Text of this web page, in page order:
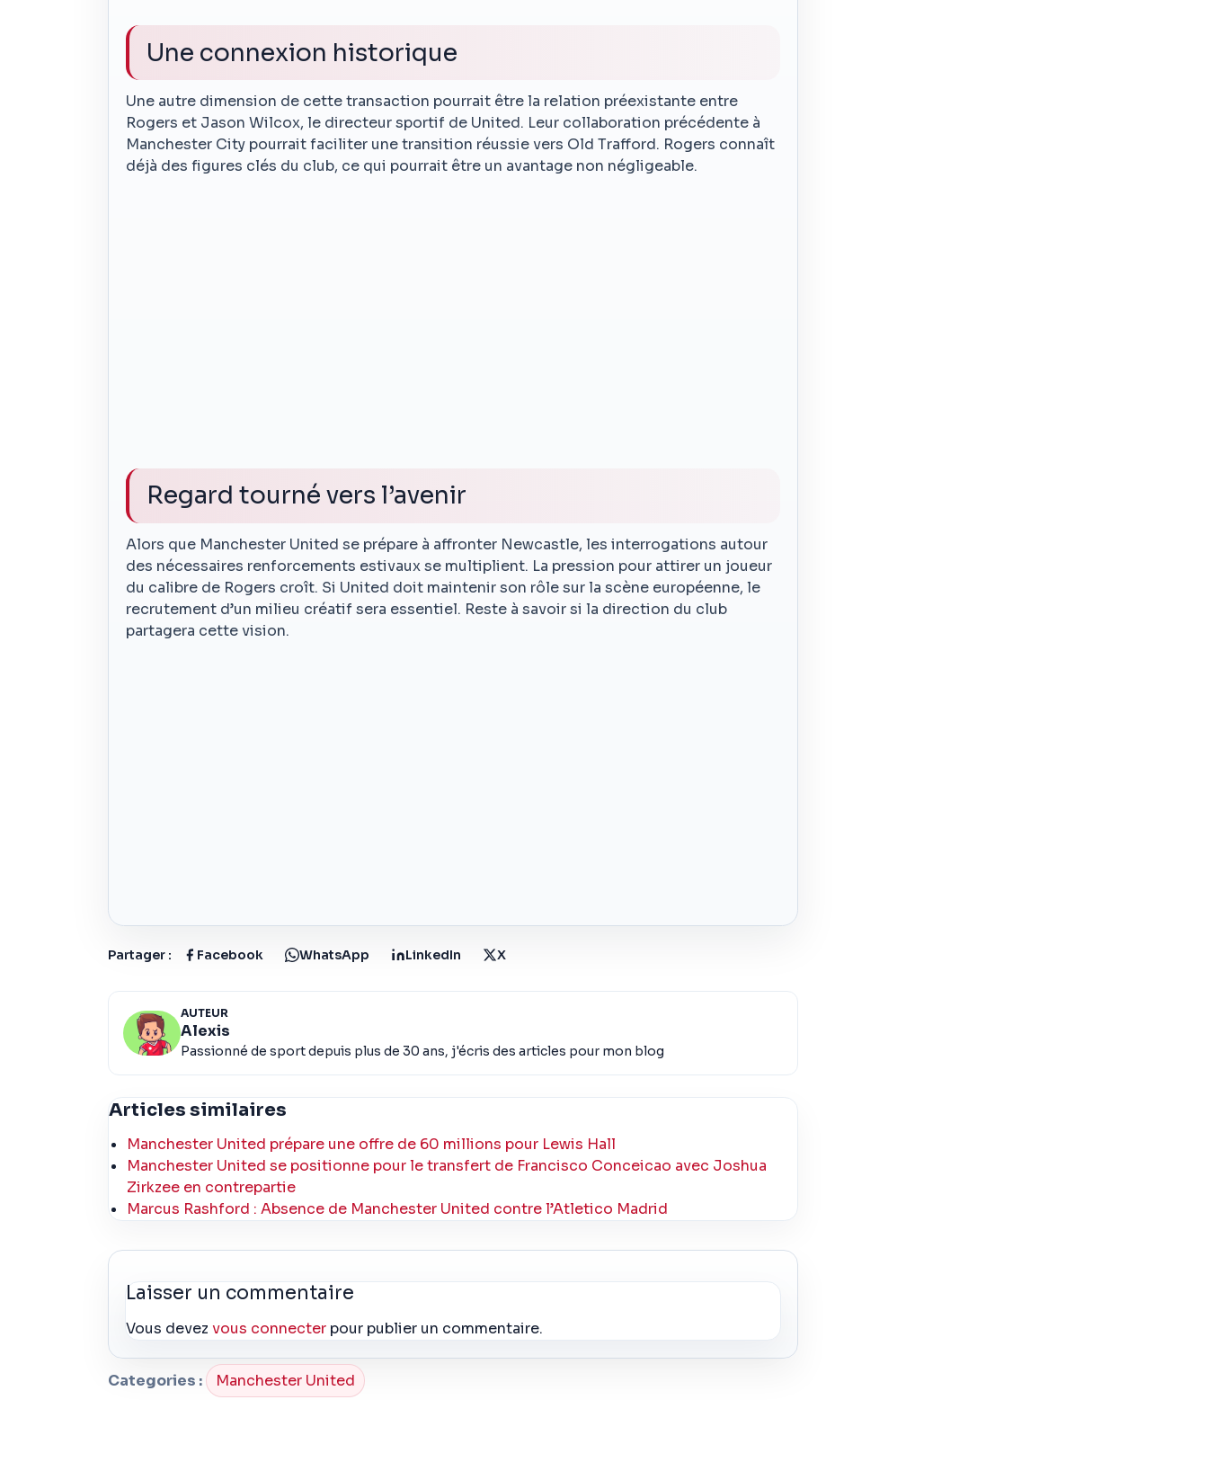
Une connexion historique
Une autre dimension de cette transaction pourrait être la relation préexistante entre
Rogers et Jason Wilcox, le directeur sportif de United. Leur collaboration précédente à
Manchester City pourrait faciliter une transition réussie vers Old Trafford. Rogers connaît
déjà des figures clés du club, ce qui pourrait être un avantage non négligeable.
Regard tourné vers l’avenir
Alors que Manchester United se prépare à affronter Newcastle, les interrogations autour
des nécessaires renforcements estivaux se multiplient. La pression pour attirer un joueur
du calibre de Rogers croît. Si United doit maintenir son rôle sur la scène européenne, le
recrutement d’un milieu créatif sera essentiel. Reste à savoir si la direction du club
partagera cette vision.
Partager : Facebook WhatsApp LinkedIn X
AUTEUR
Alexis
Passionné de sport depuis plus de 30 ans, j'écris des articles pour mon blog
Articles similaires
Manchester United prépare une offre de 60 millions pour Lewis Hall
Manchester United se positionne pour le transfert de Francisco Conceicao avec Joshua
Zirkzee en contrepartie
Marcus Rashford : Absence de Manchester United contre l’Atletico Madrid
Laisser un commentaire
Vous devezvous connecter pour publier un commentaire.
Categories : Manchester United